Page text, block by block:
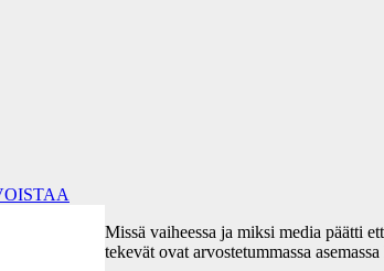
Missä vaiheessa ja miksi media päätti
tekevät ovat arvostetummassa